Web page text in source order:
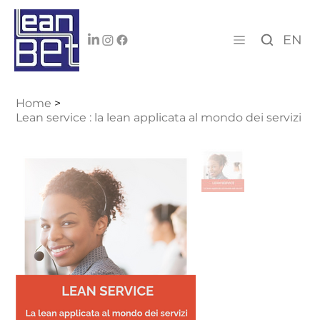
EN
Home >
Lean service : la lean applicata al mondo dei servizi